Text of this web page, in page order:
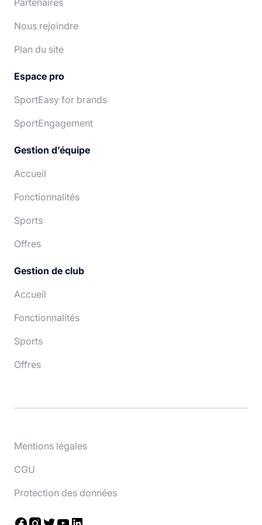
Partenaires
Nous rejoindre
Plan du site
Espace pro
SportEasy for brands
SportEngagement
Gestion d’équipe
Accueil
Fonctionnalités
Sports
Offres
Gestion de club
Accueil
Fonctionnalités
Sports
Offres
Mentions légales
CGU
Protection des données
Facebook
Instagram
TwitterYouTube